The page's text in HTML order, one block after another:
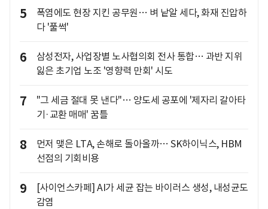
5
폭염에도 현장 지킨 공무원… 벼 낱알 세다, 화재 진압하
다 '풀썩'
6
삼성전자, 사업장별 노사협의회 전사 통합… 과반 지위
잃은 초기업 노조 '영향력 만회' 시도
7
"그 세금 절대 못 낸다"… 양도세 공포에 '제자리 갈아타
기·교환 매매' 꿈틀
8
먼저 맺은 LTA, 손해로 돌아올까… SK하이닉스, HBM
선점의 기회비용
9
[사이언스카페] AI가 세균 잡는 바이러스 생성, 내성균도
감염